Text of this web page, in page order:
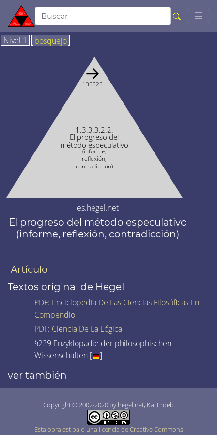
☰
Nivel 1 bosquejo
1.3.3.3.2.2.
El progreso del
método especulativo
(informe,
reflexión,
contradicción)
→
133323
es.hegel.net
El progreso del método especulativo
(informe, reflexión, contradicción)
Artículo
Textos original de Hegel
PDF: Enciclopedia De Las Ciencias Filosóficas En
Compendio
PDF: Ciencia De La Lógica
§239 Enzyklopädie der philosophischen
Wissenschaften [
]
ver también
Copyright © 2002-2020 by hegel.net, Kai Froeb
Esta obra est bajo una licencia de Creative Commons